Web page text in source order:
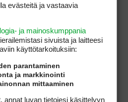
esim Seefeldin kenttä
tyrmäävä! Kenttä on yli
vuorten ympäröimällä
varmasti mieliinpainuva.
on Fontana, joka sijaitsee
ja lienee Itävallan hienoin kenttä,
kentillä 40 eurosta ylöspäin,
evästeitä ja vastaavia
ja mainoskumppania
sivuista ja laitteesi
käyttötarkoituksiin:
parantaminen
ja markkinointi
mittaaminen
annat luvan tietojesi käsittelyyn